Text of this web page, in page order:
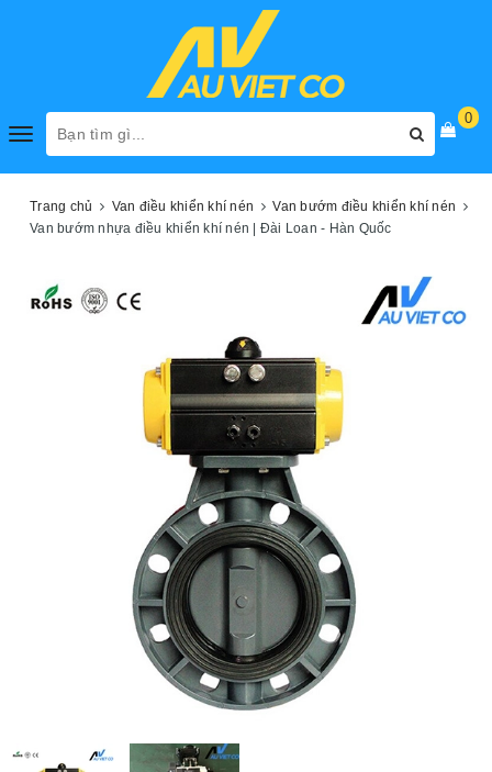
Toggle
0
Trang chủ Van điều khiển khí nén
Van bướm điều khiển khí nén
Van bướm nhựa điều khiển khí nén | Đài Loan - Hàn Quốc